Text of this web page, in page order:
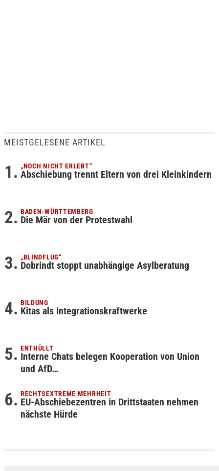
MEISTGELESENE ARTIKEL
„NOCH NICHT ERLEBT“
Abschiebung trennt Eltern von drei Kleinkindern
BADEN-WÜRTTEMBERG
Die Mär von der Protestwahl
„BLINDFLUG“
Dobrindt stoppt unabhängige Asylberatung
BILDUNG
Kitas als Integrationskraftwerke
ENTHÜLLT
Interne Chats belegen Kooperation von Union
und AfD…
RECHTSEXTREME MEHRHEIT
EU-Abschiebezentren in Drittstaaten nehmen
nächste Hürde